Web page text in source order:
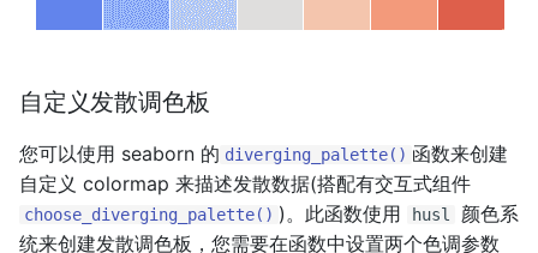
自定义发散调色板
您可以使用 seaborn 的 diverging_palette() 函数来创建
自定义 colormap 来描述发散数据(搭配有交互式组件
choose_diverging_palette() )。此函数使用 husl
颜色系
统来创建发散调色板，您需要在函数中设置两个色调参数